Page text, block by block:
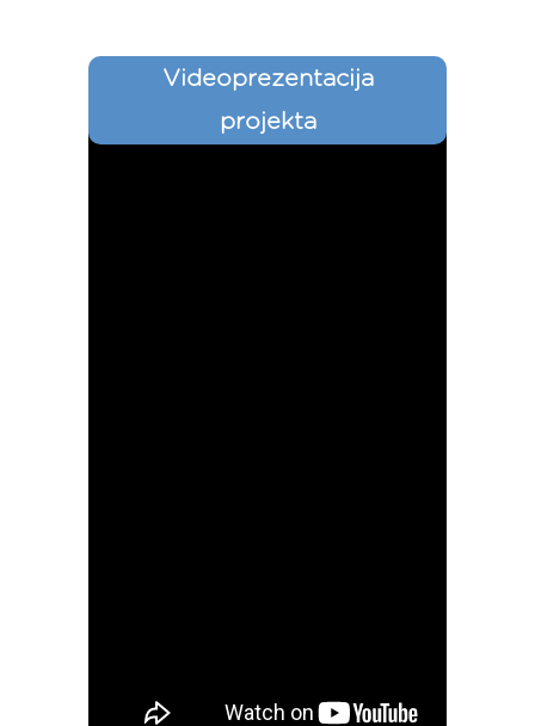
Videoprezentacija
projekta